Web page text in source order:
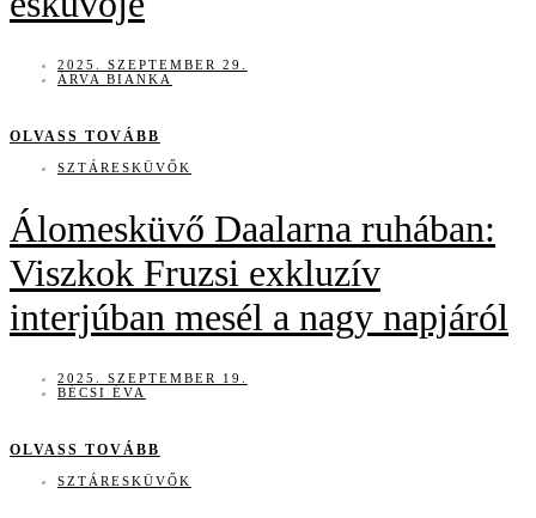
2025. SZEPTEMBER 29.
ÁRVA BIANKA
OLVASS TOVÁBB
SZTÁRESKÜVŐK
Álomesküvő Daalarna ruhában:
Viszkok Fruzsi exkluzív
interjúban mesél a nagy napjáról
2025. SZEPTEMBER 19.
BÉCSI ÉVA
OLVASS TOVÁBB
SZTÁRESKÜVŐK